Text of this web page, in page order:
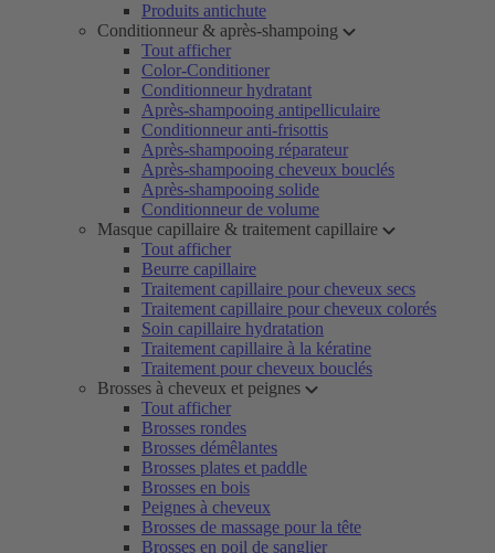
Produits antichute
Conditionneur & après-shampoing
Tout afficher
Color-Conditioner
Conditionneur hydratant
Après-shampooing antipelliculaire
Conditionneur anti-frisottis
Après-shampooing réparateur
Après-shampooing cheveux bouclés
Après-shampooing solide
Conditionneur de volume
Masque capillaire & traitement capillaire
Tout afficher
Beurre capillaire
Traitement capillaire pour cheveux secs
Traitement capillaire pour cheveux colorés
Soin capillaire hydratation
Traitement capillaire à la kératine
Traitement pour cheveux bouclés
Brosses à cheveux et peignes
Tout afficher
Brosses rondes
Brosses démêlantes
Brosses plates et paddle
Brosses en bois
Peignes à cheveux
Brosses de massage pour la tête
Brosses en poil de sanglier